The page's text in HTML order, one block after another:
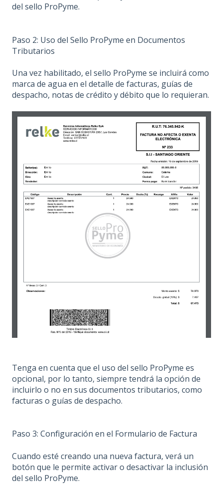
del sello ProPyme.
Paso 2: Uso del Sello ProPyme en Documentos
Tributarios
Una vez habilitado, el sello ProPyme se incluirá como
marca de agua en el detalle de facturas, guías de
despacho, notas de crédito y débito que lo requieran.
Tenga en cuenta que el uso del sello ProPyme es
opcional, por lo tanto, siempre tendrá la opción de
incluirlo o no en sus documentos tributarios, como
facturas o guías de despacho.
Paso 3: Configuración en el Formulario de Factura
Cuando esté creando una nueva factura, verá un
botón que le permite activar o desactivar la inclusión
del sello ProPyme.